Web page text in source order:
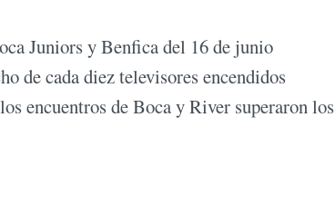
Juniors y Benfica del 16 de junio
de cada diez televisores encendidos
encuentros de Boca y River superaron los